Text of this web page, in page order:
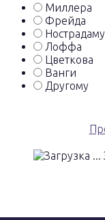
Миллера
Фрейда
Лоффа
Цветкова
Ванги
Другому